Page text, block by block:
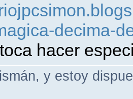
decima-
hacer
y estoy